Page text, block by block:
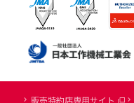
販売特約店専用サイト